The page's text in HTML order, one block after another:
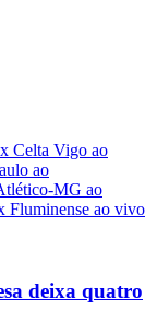
Celta Vigo ao
ao
MG ao
Fluminense ao vivo
deixa quatro